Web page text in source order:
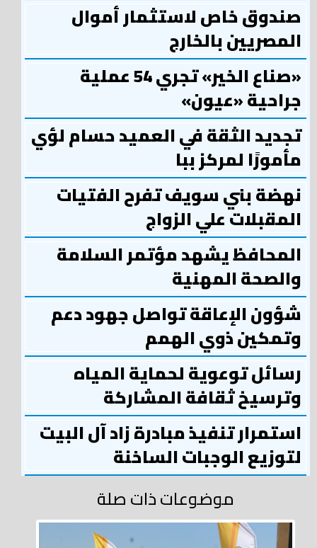
صندوق خاص لاستثمار أموال
المصريين بالخارج
«صناع الخير» تجري 54 عملية
جراحية «عيون»
تجديد الثقة في العميد حسام لؤي
مأمورًا لمركز ببا
نهضة بني سويف تفرح الفتيات
المقبلات علي الزواج
المحافظ يشهد مؤتمر السلامة
والصحة المهنية
شؤون الإعاقة تواصل جهود دعم
وتمكين ذوي الهمم
رسائل توعوية لحماية المياه
وترسيخ ثقافة المشاركة
استمرار تنفيذ مبادرة زاد آل البيت
لتوزيع الوجبات الساخنة
موضوعات ذات صلة